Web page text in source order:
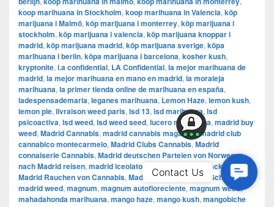
koop marihuana in Stockholm, ​​koop marihuana in Valencia, köp
marijuana i Malmö, köp marijuana i monterrey, köp marijuana i
stockholm, ​​köp marijuana i valencia, köp marijuana knoppar i
madrid, köp marijuana madrid, köp marijuana sverige, köpa
marihuana i berlin, köpa marijuana i barcelona, kosher kush,
kryptonite, l.a confidential, LA Confidential, la mejor marihuana de
madrid, la mejor marihuana en mano en madrid, la moraleja
marihuana, la primer tienda online de marihuana en españa,
ladespensademaria, leganes marihuana, Lemon Haze, lemon kush,
lemon pie, livraison weed paris, lsd 13, lsd marihuana, lsd
psicoactiva, lsd weed, lsd weed seed, lucero marihuana, madrid buy
weed, Madrid Cannabis, madrid cannabis magazine,madrid club
cannabico montecarmelo, Madrid Clubs Cannabis, Madrid
connaiserie Cannabis, Madrid deutschen Parteien von Norwegen
nach Madrid reisen, madrid iceolator madrid iceolator jack herer,
Madrid Rauchen von Cannabis, Madrid Sex ,Madrid thc Schokolade
madrid weed, magnum, magnum autofloreciente, magnum weed,
mahadahonda marihuana, mango haze, mango kush, mangobiche
Us
Contact Us